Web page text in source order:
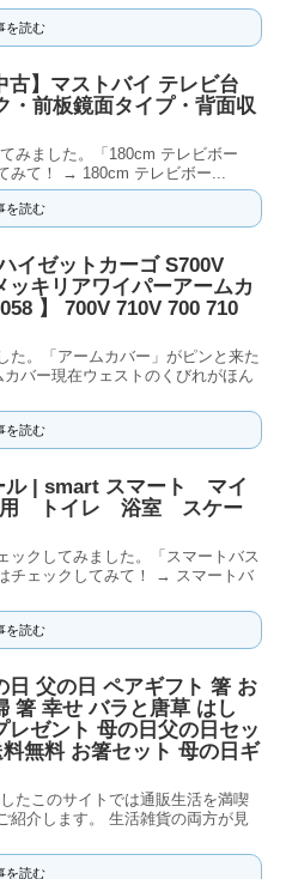
を読む
】マストバイ テレビ台
・前板鏡面タイプ・背面収
みました。「180cm テレビボー
みて！ → 180cm テレビボー...
を読む
イゼットカーゴ S700V
ッキリアワイパーアームカ
】 700V 710V 700 710
た。「アームカバー」がピンと来た
バー現在ウェストのくびれがほん
を読む
ル | smart スマート マイ
用 トイレ 浴室 スケー
ックしてみました。「スマートバス
チェックしてみて！ → スマートバ
を読む
父の日 ペアギフト 箸 お
箸 幸せ バラと唐草 はし
レゼント 母の日父の日セッ
無料 お箸セット 母の日ギ
たこのサイトでは通販生活を満喫
紹介します。 生活雑貨の両方が見
を読む